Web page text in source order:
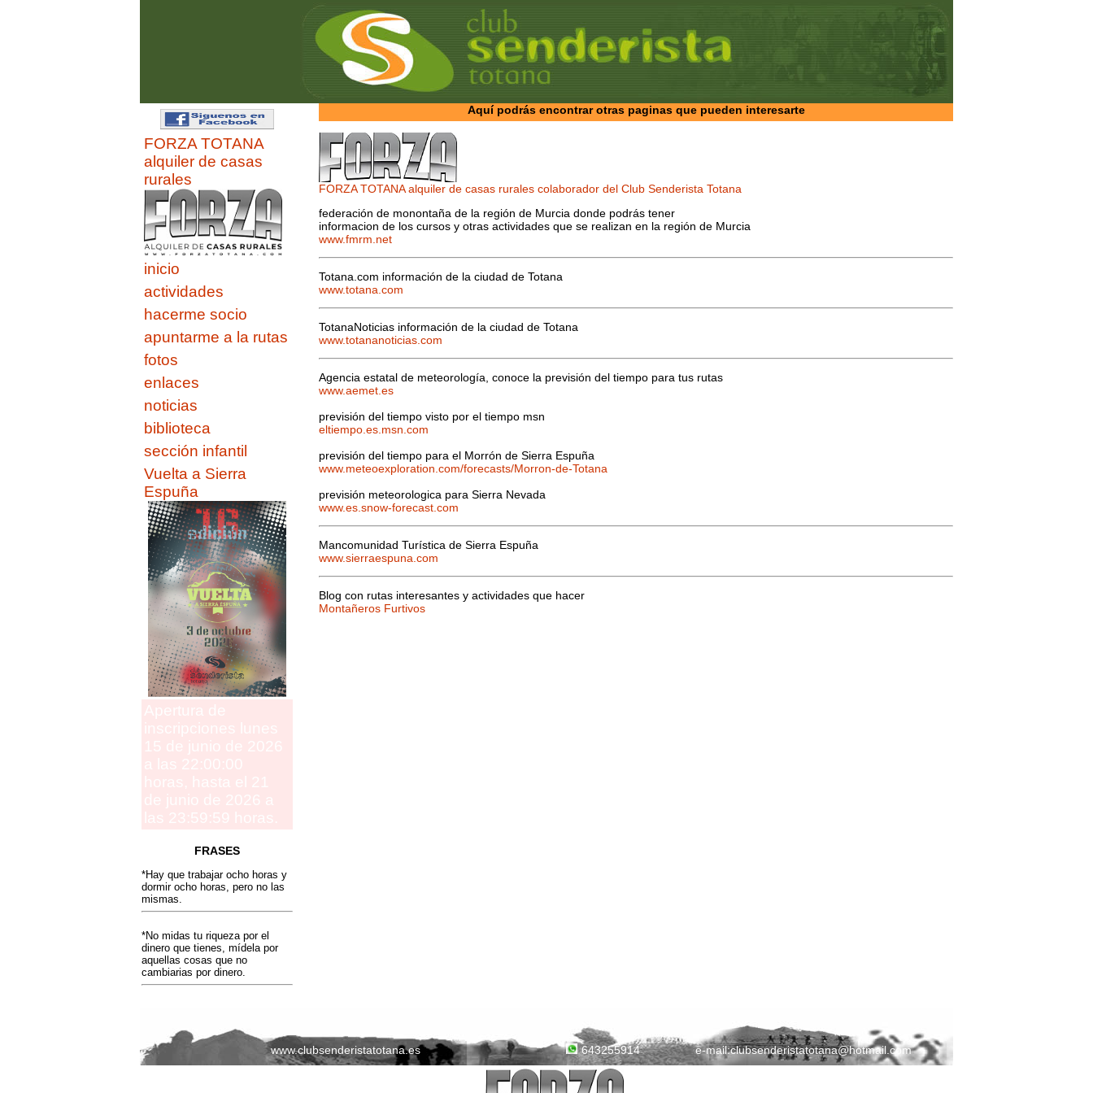
FORZA TOTANA
alquiler de casas
rurales
inicio
actividades
hacerme socio
apuntarme a la rutas
fotos
enlaces
noticias
biblioteca
sección infantil
Vuelta a Sierra
Espuña
FRASES
*Hay que trabajar ocho horas y
dormir ocho horas, pero no las
mismas.
*No midas tu riqueza por el
dinero que tienes, mídela por
aquellas cosas que no
cambiarias por dinero.
Aquí podrás encontrar otras paginas que pueden interesarte
FORZA TOTANA alquiler de casas rurales colaborador del Club Senderista Totana
federación de monontaña de la región de Murcia donde podrás tener
informacion de los cursos y otras actividades que se realizan en la región de Murcia
www.fmrm.net
Totana.com información de la ciudad de Totana
www.totana.com
TotanaNoticias información de la ciudad de Totana
www.totananoticias.com
Agencia estatal de meteorología, conoce la previsión del tiempo para tus rutas
www.aemet.es
previsión del tiempo visto por el tiempo msn
eltiempo.es.msn.com
previsión del tiempo para el Morrón de Sierra Espuña
www.meteoexploration.com/forecasts/Morron-de-Totana
previsión meteorologica para Sierra Nevada
www.es.snow-forecast.com
Mancomunidad Turística de Sierra Espuña
www.sierraespuna.com
Blog con rutas interesantes y actividades que hacer
Montañeros Furtivos
www.clubsenderistatotana.es 643255914 e-mail:clubsenderistatotana@hotmail.com